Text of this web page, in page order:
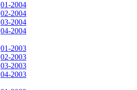
01-2004
02-2004
03-2004
04-2004
01-2003
02-2003
03-2003
04-2003